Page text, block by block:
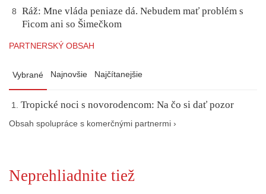
8
Ráž: Mne vláda peniaze dá. Nebudem mať problém s
Ficom ani so Šimečkom
PARTNERSKÝ OBSAH
Vybrané Najnovšie Najčítanejšie
Tropické noci s novorodencom: Na čo si dať pozor
Obsah spolupráce s komerčnými partnermi ›
Neprehliadnite tiež